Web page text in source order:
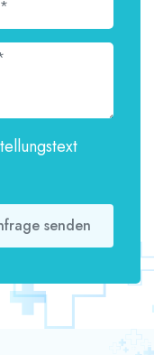
senden